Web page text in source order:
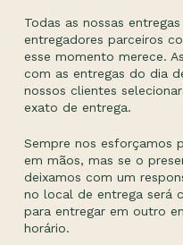
Todas as nossas
entregadores parceiros
esse momento merece.
com as entregas do dia
nossos clientes
exato de entrega.
Sempre nos esforçamos
em mãos, mas se o
deixamos com um
no local de entrega será
para entregar em outro
horário.